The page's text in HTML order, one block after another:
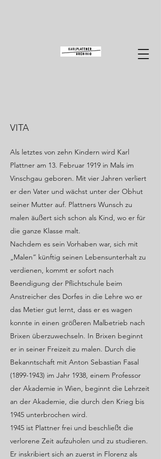
VITA
Als letztes von zehn Kindern wird Karl
Plattner am 13. Februar 1919 in Mals im
Vinschgau geboren. Mit vier Jahren verliert
er den Vater und wächst unter der Obhut
seiner Mutter auf. Plattners Wunsch zu
malen äußert sich schon als Kind, wo er für
die ganze Klasse malt.
Nachdem es sein Vorhaben war, sich mit
„Malen“ künftig seinen Lebensunterhalt zu
verdienen, kommt er sofort nach
Beendigung der Pflichtschule beim
Anstreicher des Dorfes in die Lehre wo er
das Metier gut lernt, dass er es wagen
konnte in einen größeren Malbetrieb nach
Brixen überzuwechseln. In Brixen beginnt
er in seiner Freizeit zu malen. Durch die
Bekanntschaft mit Anton Sebastian Fasal
(1899-1943) im Jahr 1938, einem Professor
der Akademie in Wien, beginnt die Lehrzeit
an der Akademie, die durch den Krieg bis
1945 unterbrochen wird.
1945 ist Plattner frei und beschließt die
verlorene Zeit aufzuholen und zu studieren.
Er inskribiert sich an zuerst in Florenz als